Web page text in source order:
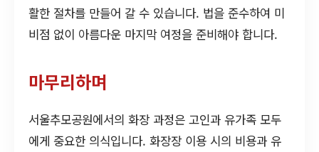
활한 절차를 만들어 갈 수 있습니다. 법을 준수하여 미
비점 없이 아름다운 마지막 여정을 준비해야 합니다.
마무리하며
서울추모공원에서의 화장 과정은 고인과 유가족 모두
에게 중요한 의식입니다. 화장장 이용 시의 비용과 유